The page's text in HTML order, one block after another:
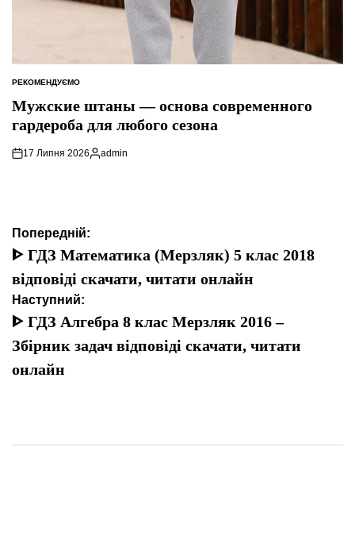
ОПУБЛІКУВАТИ
РЕКОМЕНДУЄМО
Мужские штаны — основа современного
гардероба для любого сезона
17 Липня 2026
Опубліковано
admin
Навігація
записів
Попередній:
ᐈ ГДЗ Математика (Мерзляк) 5 клас 2018
відповіді скачати, читати онлайн
Наступний:
ᐈ ГДЗ Алгебра 8 клас Мерзляк 2016 –
Збірник задач відповіді скачати, читати
онлайн